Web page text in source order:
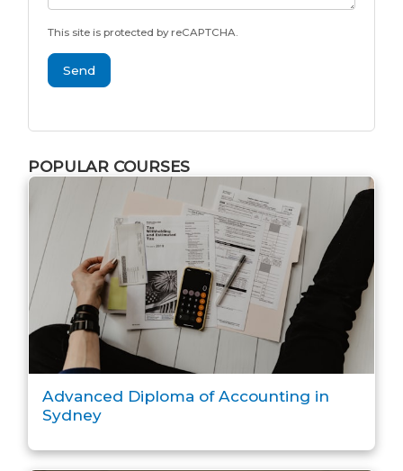
This site is protected by reCAPTCHA.
Send
POPULAR COURSES
Advanced Diploma of Accounting in
Sydney